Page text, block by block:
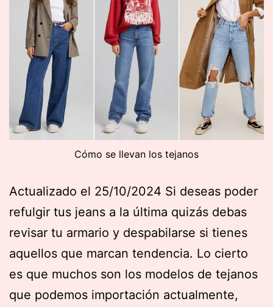
Cómo se llevan los tejanos
Actualizado el 25/10/2024 Si deseas poder
refulgir tus jeans a la última quizás debas
revisar tu armario y despabilarse si tienes
aquellos que marcan tendencia. Lo cierto
es que muchos son los modelos de tejanos
que podemos importación actualmente,